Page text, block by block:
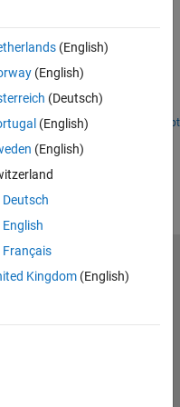
IO on STM32 Processor
Blockset. It
blocks and use Connected IO
target hardware.
Open Script
information?
(English)
(English)
(Deutsch)
(English)
(English)
Deutsch
English
Français
Kingdom(English)
sulla privacy